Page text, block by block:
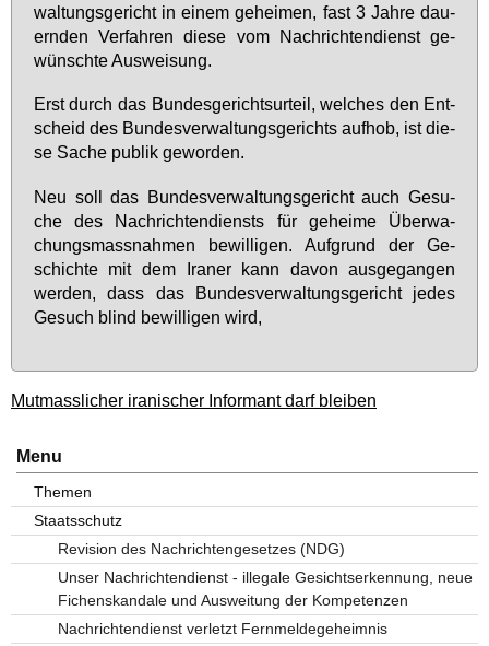
wal­tungs­ge­richt in ei­nem ge­hei­men, fast 3 Jah­re dau­
ern­den Ver­fah­ren die­se vom Nach­rich­ten­dienst ge­
wünsch­te Aus­wei­sung.
Erst durch das Bun­des­ge­richts­ur­teil, wel­ches den Ent­
scheid des Bun­des­ver­wal­tungs­ge­richts auf­hob, ist die­
se Sa­che pu­blik ge­wor­den.
Neu soll das Bun­des­ver­wal­tungs­ge­richt auch Ge­su­
che des Nach­rich­ten­diensts für ge­hei­me Über­wa­
chungs­mass­nah­men be­wil­li­gen. Auf­grund der Ge­
schich­te mit dem Ira­ner kann da­von aus­ge­gan­gen
wer­den, dass das Bun­des­ver­wal­tungs­ge­richt je­des
Ge­such blind be­wil­li­gen wird,
Mutmasslicher iranischer Informant darf bleiben
Menu
Themen
Staatsschutz
Revision des Nachrichtengesetzes (NDG)
Unser Nachrichtendienst - illegale Gesichtserkennung, neue
Fichenskandale und Ausweitung der Kompetenzen
Nachrichtendienst verletzt Fernmeldegeheimnis